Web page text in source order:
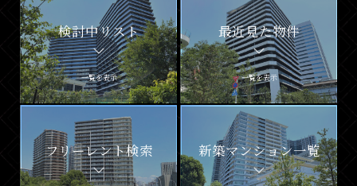
検討中リスト
一覧を表示
最近見た物件
一覧を表示
フリーレント検索 新築マンション一覧